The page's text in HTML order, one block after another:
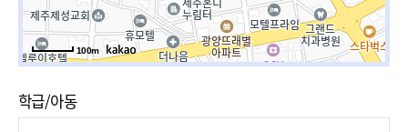
100m
학급/아동